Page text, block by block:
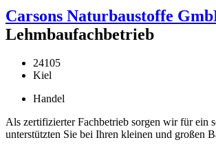
Carsons Naturbaustoffe
Lehmbaufachbetrieb
24105
Kiel
Handel
Als zertifizierter Fachbetrieb sorgen wir für ein
unterstützten Sie bei Ihren kleinen und großen